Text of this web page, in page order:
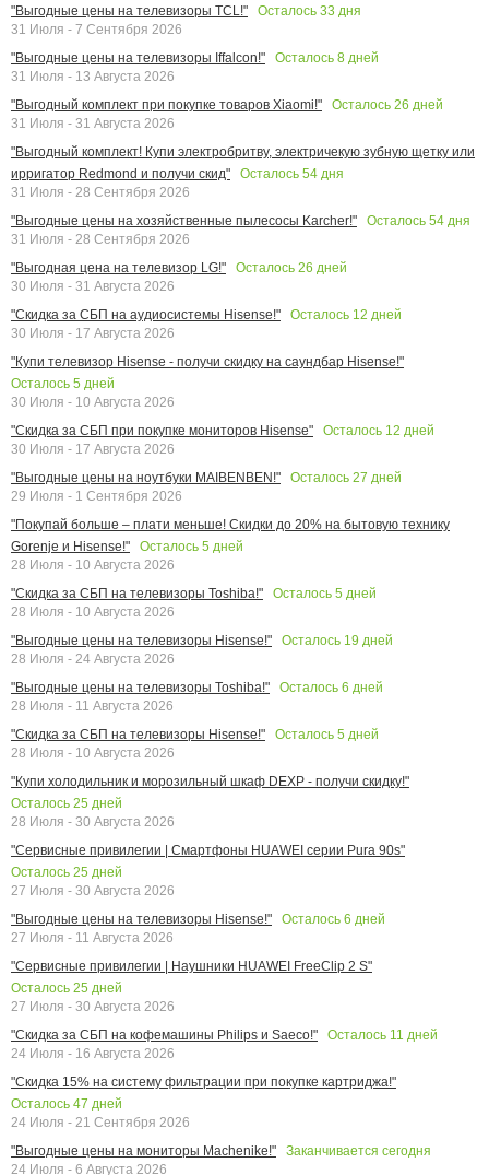
"Выгодные цены на телевизоры TCL!"
Осталось 33 дня
31 Июля - 7 Сентября 2026
"Выгодные цены на телевизоры Iffalcon!"
Осталось 8 дней
31 Июля - 13 Августа 2026
"Выгодный комплект при покупке товаров Xiaomi!"
Осталось 26 дней
31 Июля - 31 Августа 2026
"Выгодный комплект! Купи электробритву, электричекую зубную щетку или
ирригатор Redmond и получи скид"
Осталось 54 дня
31 Июля - 28 Сентября 2026
"Выгодные цены на хозяйственные пылесосы Karcher!"
Осталось 54 дня
31 Июля - 28 Сентября 2026
"Выгодная цена на телевизор LG!"
Осталось 26 дней
30 Июля - 31 Августа 2026
"Скидка за СБП на аудиосистемы Hisense!"
Осталось 12 дней
30 Июля - 17 Августа 2026
"Купи телевизор Hisense - получи скидку на саундбар Hisense!"
Осталось 5 дней
30 Июля - 10 Августа 2026
"Скидка за СБП при покупке мониторов Hisense"
Осталось 12 дней
30 Июля - 17 Августа 2026
"Выгодные цены на ноутбуки MAIBENBEN!"
Осталось 27 дней
29 Июля - 1 Сентября 2026
"Покупай больше – плати меньше! Скидки до 20% на бытовую технику
Gorenje и Hisense!"
Осталось 5 дней
28 Июля - 10 Августа 2026
"Скидка за СБП на телевизоры Toshiba!"
Осталось 5 дней
28 Июля - 10 Августа 2026
"Выгодные цены на телевизоры Hisense!"
Осталось 19 дней
28 Июля - 24 Августа 2026
"Выгодные цены на телевизоры Toshiba!"
Осталось 6 дней
28 Июля - 11 Августа 2026
"Скидка за СБП на телевизоры Hisense!"
Осталось 5 дней
28 Июля - 10 Августа 2026
"Купи холодильник и морозильный шкаф DEXP - получи скидку!"
Осталось 25 дней
28 Июля - 30 Августа 2026
"Сервисные привилегии | Смартфоны HUAWEI серии Pura 90s"
Осталось 25 дней
27 Июля - 30 Августа 2026
"Выгодные цены на телевизоры Hisense!"
Осталось 6 дней
27 Июля - 11 Августа 2026
"Сервисные привилегии | Наушники HUAWEI FreeClip 2 S"
Осталось 25 дней
27 Июля - 30 Августа 2026
"Скидка за СБП на кофемашины Philips и Saeco!"
Осталось 11 дней
24 Июля - 16 Августа 2026
"Скидка 15% на систему фильтрации при покупке картриджа!"
Осталось 47 дней
24 Июля - 21 Сентября 2026
"Выгодные цены на мониторы Machenike!"
Заканчивается сегодня
24 Июля - 6 Августа 2026